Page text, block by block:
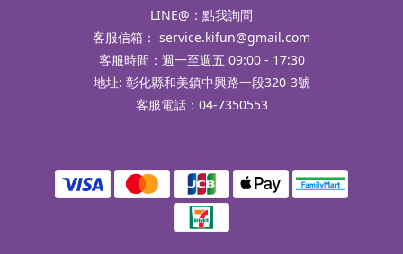
LINE@： 點我詢問
客服信箱： service.kifun@gmail.com
客服時間：週一至週五 09:00 - 17:30
地址: 彰化縣和美鎮中興路一段320-3號
客服電話：04-7350553